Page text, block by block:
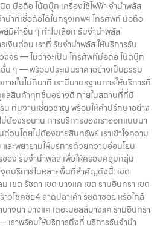
มือถือ โน้ตบุ๊ก เครื่องใช้ไฟฟ้า จำนำพลัส
ำที่เชื่อถือได้ในกรุงเทพฯ โทรศัพท์ มือถือ
ย์มีค่าอื่น ๆ ทำไมเลือก รับจำนำพลัส
นด่วน เราที่ รับจำนำพลัส ให้บริการรับ
จร — ไม่ว่าจะเป็น โทรศัพท์มือถือ โน้ตบุ๊ก
น ๆ — พร้อมประเมินราคาอย่างเป็นธรรม
ายในไม่กี่นาที เรามีมาตรฐานการให้บริการที่
แลสินค้าทุกชิ้นอย่างดี ภายในสถานที่ที่มี
ทีมงานเชี่ยวชาญ พร้อมให้คำปรึกษาอย่าง
องรอนาน การบริการของเราออกแบบมา
วนโดยไม่ต้องขายสินทรัพย์ เราเข้าใจความ
ละพยายามให้บริการด้วยความอ่อนโยน
ของ รับจำนำพลัส เพื่อให้ครอบคลุมกลุ่ม
จุดบริการในหลายพื้นที่สำคัญดังนี้: เขต
เขต รัชดา เขต บางแค เขต รามอินทรา เขต
วโชคชัย4 ลาดปลาเค้า รัชดาซอย หรือใกล้
างนา บางแค เดอะมอลล์บางแค รามอินทรา
ราพร้อมให้บริการถึงที่ บริการรับจำนำ